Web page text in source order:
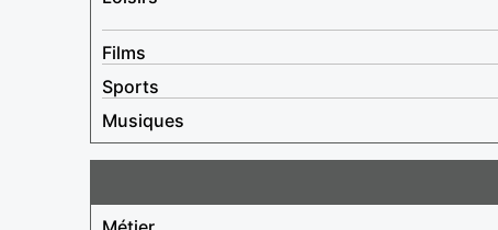
Films
Sports
Musiques